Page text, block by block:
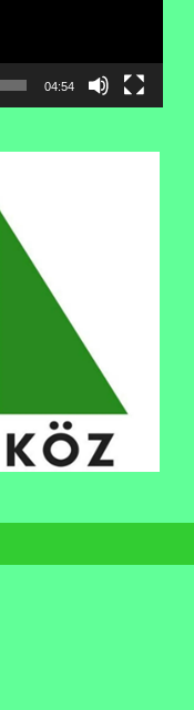
04:54